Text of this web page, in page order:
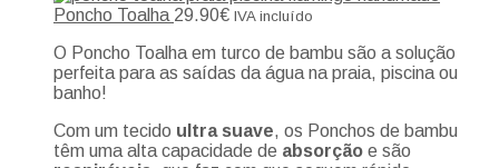
Poncho Toalha 29.90€ IVA incluído
O Poncho Toalha em turco de bambu são a solução
perfeita para as saídas da água na praia, piscina ou
banho!
Com um tecido ultra suave, os Ponchos de bambu
têm uma alta capacidade de absorção e são